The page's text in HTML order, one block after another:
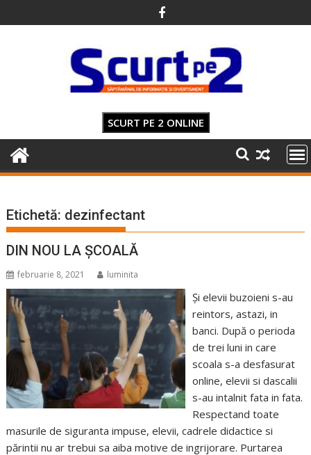
to
SCURT PE 2 ONLINE
Etichetă: dezinfectant
DIN NOU LA ȘCOALĂ
februarie 8, 2021 luminita
Și elevii buzoieni s-au
reintors, astazi, in
banci. După o perioda
de trei luni in care
scoala s-a desfasurat
online, elevii si dascalii
s-au intalnit fata in fata.
Respectand toate
masurile de siguranta impuse, elevii, cadrele didactice si
părintii nu ar trebui sa aiba motive de ingrijorare. Purtarea